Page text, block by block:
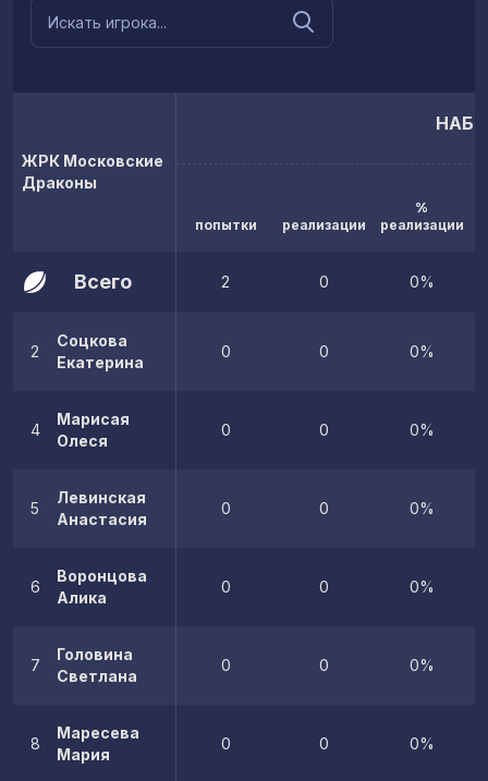
ЖРК Московские
Драконы
попытки реализации
%
реализации
Всего 2 0 0%
2
Соцкова
Екатерина
0 0 0%
4
Марисая
Олеся
0 0 0%
5
Левинская
Анастасия
0 0 0%
6
Воронцова
Алика
0 0 0%
7
Головина
Светлана
0 0 0%
8
Маресева
Мария
0 0 0%